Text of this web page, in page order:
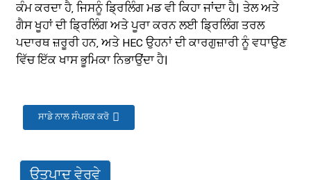
ਕੰਮ ਕਰਦਾ ਹੈ, ਜਿਸਨੂੰ ਡ੍ਰਿਲਿੰਗ ਮਡ ਵੀ ਕਿਹਾ ਜਾਂਦਾ ਹੈ। ਤੇਲ ਅਤੇ
ਗੈਸ ਖੂਹਾਂ ਦੀ ਡ੍ਰਿਲਿੰਗ ਅਤੇ ਪੂਰਾ ਕਰਨ ਲਈ ਡ੍ਰਿਲਿੰਗ ਤਰਲ
ਪਦਾਰਥ ਜ਼ਰੂਰੀ ਹਨ, ਅਤੇ HEC ਉਹਨਾਂ ਦੀ ਕਾਰਗੁਜ਼ਾਰੀ ਨੂੰ ਵਧਾਉਣ
ਵਿੱਚ ਇੱਕ ਖਾਸ ਭੂਮਿਕਾ ਨਿਭਾਉਂਦਾ ਹੈ।
ਸਾਡੇ ਨਾਲ ਸੰਪਰਕ ਕਰੋ
ਉਤਪਾਦ ਵੇਰਵੇ